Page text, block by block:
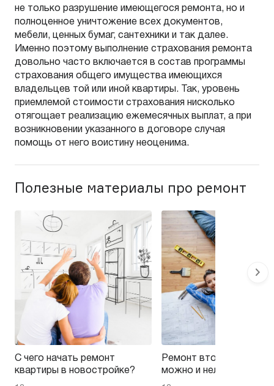
не только разрушение имеющегося ремонта, но и
полноценное уничтожение всех документов,
мебели, ценных бумаг, сантехники и так далее.
Именно поэтому выполнение страхования ремонта
довольно часто включается в состав программы
страхования общего имущества имеющихся
владельцев той или иной квартиры. Так, уровень
приемлемой стоимости страхования нисколько
отягощает реализацию ежемесячных выплат, а при
возникновении указанного в договоре случая
помощь от него воистину неоценима.
Полезные материалы про ремонт
С чего начать ремонт
квартиры в новостройке?
Ремонт вторички — на
можно и нельзя